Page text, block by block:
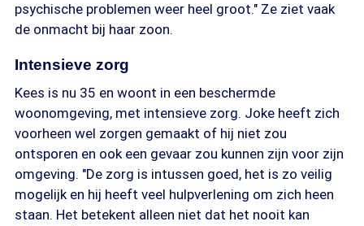
psychische problemen weer heel groot." Ze ziet vaak
de onmacht bij haar zoon.
Intensieve zorg
Kees is nu 35 en woont in een beschermde
woonomgeving, met intensieve zorg. Joke heeft zich
voorheen wel zorgen gemaakt of hij niet zou
ontsporen en ook een gevaar zou kunnen zijn voor zijn
omgeving. "De zorg is intussen goed, het is zo veilig
mogelijk en hij heeft veel hulpverlening om zich heen
staan. Het betekent alleen niet dat het nooit kan